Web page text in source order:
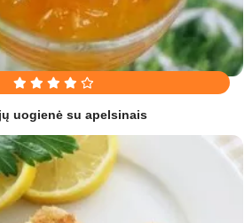
uogienė su apelsinais